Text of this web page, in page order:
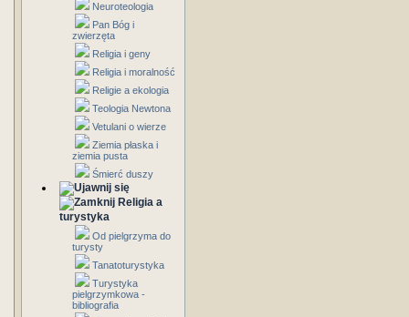
Neuroteologia
Pan Bóg i
zwierzęta
Religia i geny
Religia i moralność
Religie a ekologia
Teologia Newtona
Vetulani o wierze
Ziemia płaska i
ziemia pusta
Śmierć duszy
Religia a
turystyka
Od pielgrzyma do
turysty
Tanatoturystyka
Turystyka
pielgrzymkowa -
bibliografia